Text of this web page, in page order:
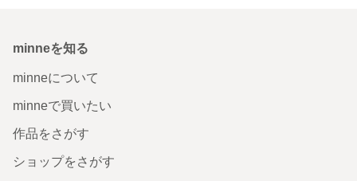
minneを知る
minneについて
minneで買いたい
作品をさがす
ショップをさがす